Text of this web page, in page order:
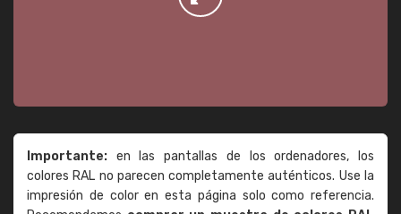
Importante: en las pantallas de los ordenadores, los
colores RAL no parecen completamente auténticos. Use la
impresión de color en esta página solo como referencia.